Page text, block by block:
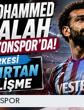
SPOR
SAMSUNSPOR
EKONOMİ
YAŞAM